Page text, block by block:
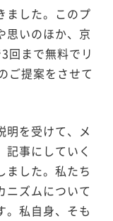
ました。このプ
思いのほか、京
回まで無料でリ
ご提案をさせて
明を受けて、メ
事にしていく
ました。私たち
ニズムについて
。私自身、そも